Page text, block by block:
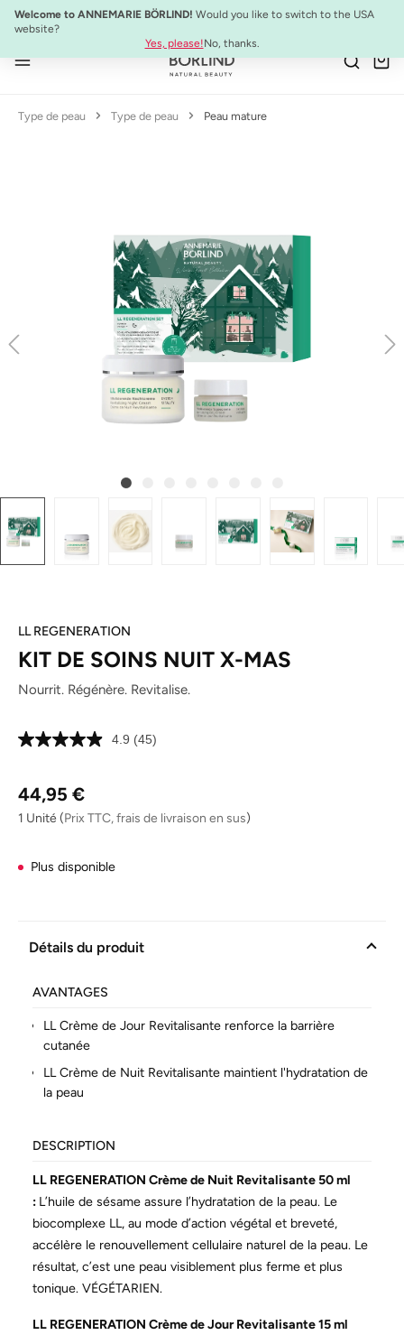
Passer au contenu principal
Welcome to ANNEMARIE BÖRLIND! Would you like to switch to the USA
website?
Yes, please!No, thanks.
NOUVEAU :ULTIMATE STRENGTH MASCARA
Type de peau Type de peau Peau mature
LL REGENERATION
KIT DE SOINS NUIT X-MAS
Nourrit. Régénère. Revitalise.
4.9 Lire
la
(45)
Prix régulier :
44,95 €
1 Unité (Prix TTC, frais de livraison en sus)
Plus disponible
Détails du produit
AVANTAGES
LL Crème de Jour Revitalisante renforce la barrière
cutanée
LL Crème de Nuit Revitalisante maintient l'hydratation de
la peau
DESCRIPTION
LL REGENERATION Crème de Nuit Revitalisante 50 ml
: L’huile de sésame assure l’hydratation de la peau. Le
biocomplexe LL, au mode d’action végétal et breveté,
accélère le renouvellement cellulaire naturel de la peau. Le
résultat, c’est une peau visiblement plus ferme et plus
tonique. VÉGÉTARIEN.
LL REGENERATION Crème de Jour Revitalisante 15 ml